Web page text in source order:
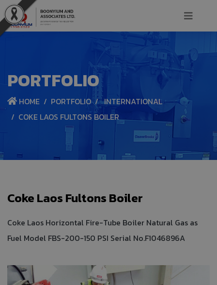
PORTFOLIO
HOME PORTFOLIO
INTERNATIONAL
COKE LAOS FULTONS BOILER
Coke Laos Fultons Boiler
Coke Laos Horizontal Fire-Tube Boiler Natural Gas as
Fuel Model FBS-200-150 PSI Serial No.F1046896A